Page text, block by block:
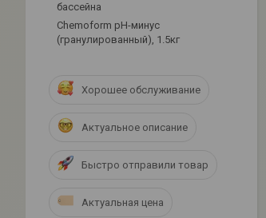
бассейна
Сhemoform рН-минус
(гранулированный), 1.5кг
Хорошее обслуживание
Актуальное описание
Быстро отправили товар
Актуальная цена